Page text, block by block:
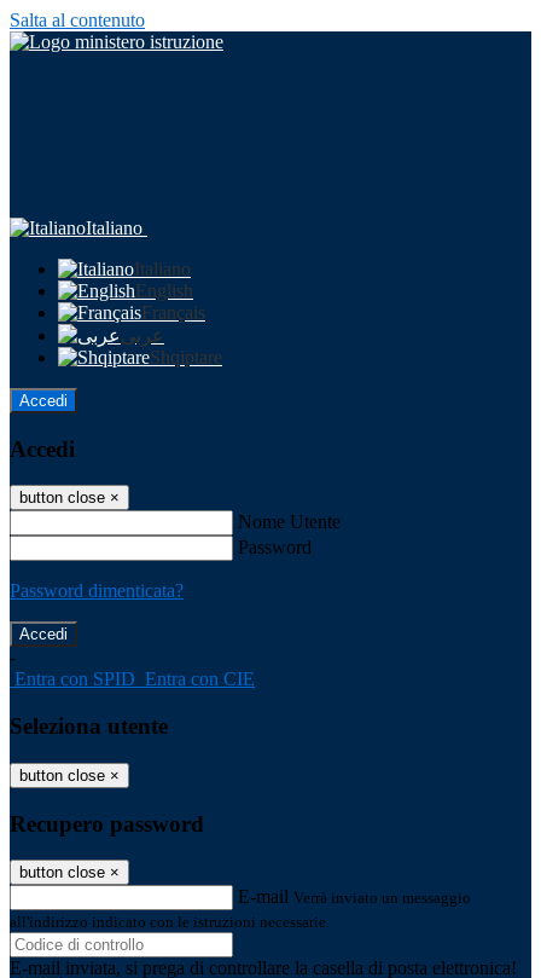
Salta al contenuto
Italiano
Italiano
English
Français
عربى
Shqiptare
Accedi
Accedi
button close ×
Nome Utente
Password
Password dimenticata?
-
Entra con SPID Entra con CIE
Seleziona utente
button close ×
Recupero password
button close ×
E-mail Verrà inviato un messaggio
all'indirizzo indicato con le istruzioni necessarie.
E-mail inviata, si prega di controllare la casella di posta elettronica!